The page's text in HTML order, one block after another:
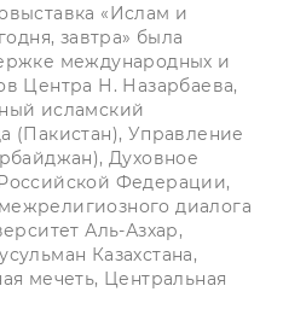
«Ислам и
завтра» была
международных и
Центра Н. Назарбаева,
исламский
(Пакистан), Управление
Духовное
Федерации,
диалога
Аль-Азхар,
Казахстана,
мечеть, Центральная